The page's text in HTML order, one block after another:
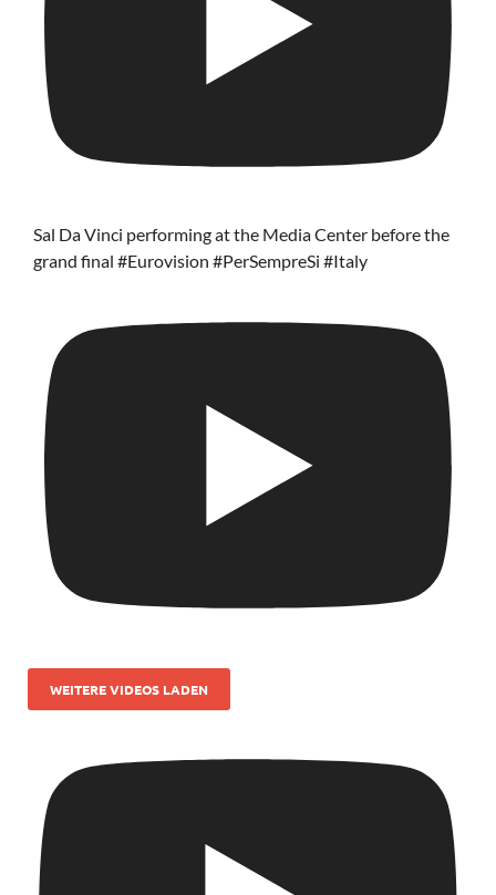
Sal Da Vinci performing at the Media Center before the
grand final #Eurovision #PerSempreSi #Italy
WEITERE VIDEOS LADEN